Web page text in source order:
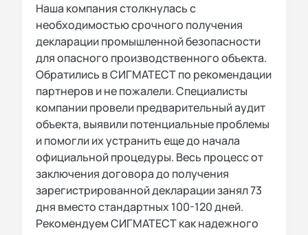
Наша компания столкнулась с
необходимостью срочного получения
декларации промышленной безопасности
для опасного производственного объекта.
Обратились в СИГМАТЕСТ по рекомендации
партнеров и не пожалели. Специалисты
компании провели предварительный аудит
объекта, выявили потенциальные проблемы
и помогли их устранить еще до начала
официальной процедуры. Весь процесс от
заключения договора до получения
зарегистрированной декларации занял 73
дня вместо стандартных 100-120 дней.
Рекомендуем СИГМАТЕСТ как надежного